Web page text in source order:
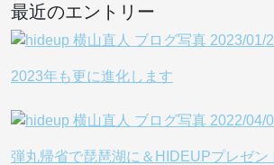
最近のエントリー
2023年も更に進化します
弾丸帰省で琵琶湖に＆HIDEUPプレゼン